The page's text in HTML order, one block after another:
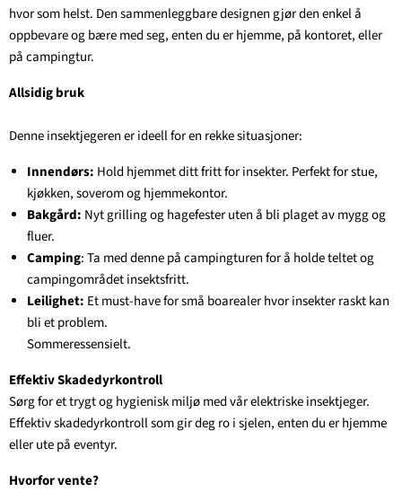
hvor som helst. Den sammenleggbare designen gjør den enkel å
oppbevare og bære med seg, enten du er hjemme, på kontoret, eller
på campingtur.
Allsidig bruk
Denne insektjegeren er ideell for en rekke situasjoner:
Innendørs: Hold hjemmet ditt fritt for insekter. Perfekt for stue,
kjøkken, soverom og hjemmekontor.
Bakgård: Nyt grilling og hagefester uten å bli plaget av mygg og
fluer.
Camping: Ta med denne på campingturen for å holde teltet og
campingområdet insektsfritt.
Leilighet: Et must-have for små boarealer hvor insekter raskt kan
bli et problem.
Sommeressensielt.
Effektiv Skadedyrkontroll
Sørg for et trygt og hygienisk miljø med vår elektriske insektjeger.
Effektiv skadedyrkontroll som gir deg ro i sjelen, enten du er hjemme
eller ute på eventyr.
Hvorfor vente?